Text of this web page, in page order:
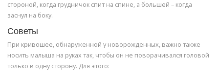
стороной, когда грудничок спит на спине, а большей – когда
заснул на боку.
Советы
При кривошее, обнаруженной у новорожденных, важно также
носить малыша на руках так, чтобы он не поворачивался головой
только в одну сторону. Для этого: